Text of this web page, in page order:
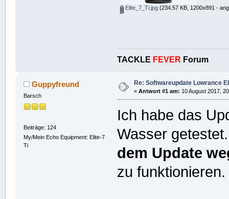
Elite_7_Ti.jpg(234.57 KB, 1200x891 -
TACKLE FEVER Forum
Guppyfreund
Barsch
Beiträge: 124
My/Mein Echo Equipment: Elite-7
Ti
Re: Softwareupdate Lowrance
« Antwort #1 am: 10 August 2017,
Ich habe das
Wasser
dem Update
zu funktionieren.